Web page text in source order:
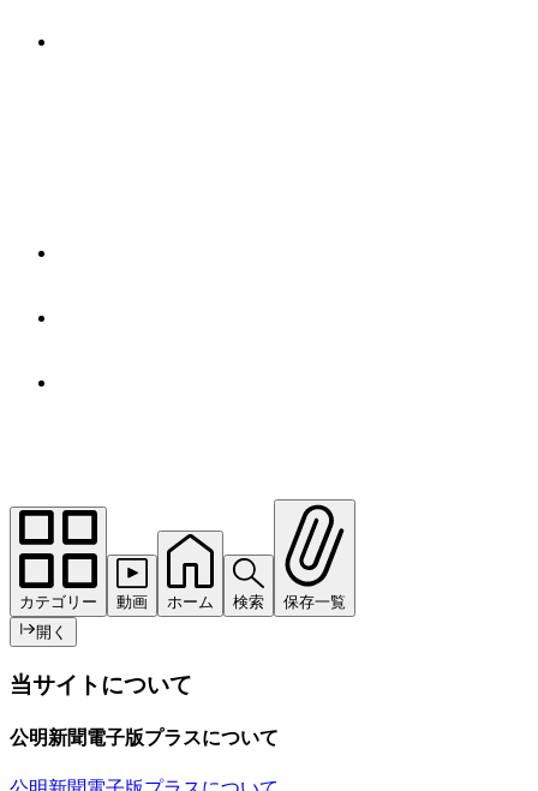
カテゴリー 動画 ホーム 検索
保存一覧
開く
当サイトについて
公明新聞電子版プラスについて